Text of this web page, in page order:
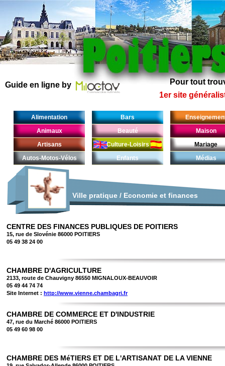
Pour tout
1er site
Guide en ligne by
Alimentation
Animaux
Artisans
Autos-Motos-Vélos
Bars
Beauté
Culture-Loisirs
Enfants
Maison
Mariage
Médias
Ville pratique / Economie et finances
CENTRE DES FINANCES PUBLIQUES DE POITIERS
15, rue de Slovénie 86000 POITIERS
05 49 38 24 00
CHAMBRE D'AGRICULTURE
2133, route de Chauvigny 86550 MIGNALOUX-BEAUVOIR
05 49 44 74 74
Site Internet : http://www.vienne.chambagri.fr
CHAMBRE DE COMMERCE ET D'INDUSTRIE
47, rue du Marché 86000 POITIERS
05 49 60 98 00
CHAMBRE DES MéTIERS ET DE L'ARTISANAT DE LA VIENNE